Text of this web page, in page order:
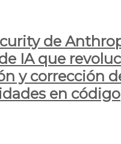
de
IA que
y corrección
en código